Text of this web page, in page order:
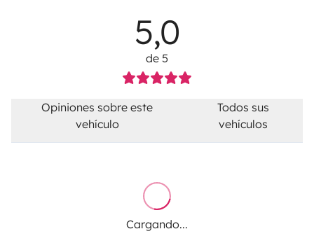
5,0
de 5
Opiniones sobre este
vehículo
Todos sus
vehículos
Cargando...